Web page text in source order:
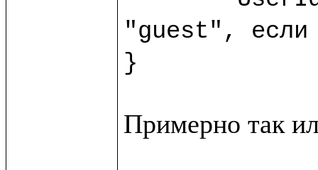
"guest", если
}
Примерно так